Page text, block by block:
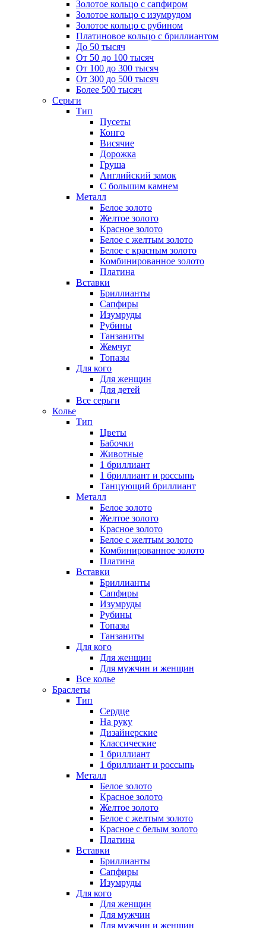
Золотое кольцо с сапфиром
Золотое кольцо с изумрудом
Золотое кольцо с рубином
Платиновое кольцо с бриллиантом
До 50 тысяч
От 50 до 100 тысяч
От 100 до 300 тысяч
От 300 до 500 тысяч
Более 500 тысяч
Серьги
Тип
Пусеты
Конго
Висячие
Дорожка
Груша
Английский замок
С большим камнем
Металл
Белое золото
Желтое золото
Красное золото
Белое с желтым золото
Белое с красным золото
Комбинированное золото
Платина
Вставки
Бриллианты
Сапфиры
Изумруды
Рубины
Танзаниты
Жемчуг
Топазы
Для кого
Для женщин
Для детей
Все серьги
Колье
Тип
Цветы
Бабочки
Животные
1 бриллиант
1 бриллиант и россыпь
Танцующий бриллиант
Металл
Белое золото
Желтое золото
Красное золото
Белое с желтым золото
Комбинированное золото
Платина
Вставки
Бриллианты
Сапфиры
Изумруды
Рубины
Топазы
Танзаниты
Для кого
Для женщин
Для мужчин и женщин
Все колье
Браслеты
Тип
Сердце
На руку
Дизайнерские
Классические
1 бриллиант
1 бриллиант и россыпь
Металл
Белое золото
Красное золото
Желтое золото
Белое с желтым золото
Красное с белым золото
Платина
Вставки
Бриллианты
Сапфиры
Изумруды
Для кого
Для женщин
Для мужчин
Для мужчин и женщин